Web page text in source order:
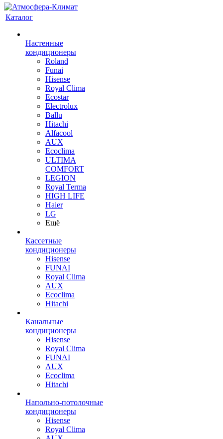
Каталог
Настенные
кондиционеры
Roland
Funai
Hisense
Royal Clima
Ecostar
Electrolux
Ballu
Hitachi
Alfacool
AUX
Ecoclima
ULTIMA
COMFORT
LEGION
Royal Terma
HIGH LIFE
Haier
LG
Ещё
Кассетные
кондиционеры
Hisense
FUNAI
Royal Clima
AUX
Ecoclima
Hitachi
Канальные
кондиционеры
Hisense
Royal Clima
FUNAI
AUX
Ecoclima
Hitachi
Напольно-потолочные
кондиционеры
Hisense
Royal Clima